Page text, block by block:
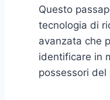
Questo
tecnologia di
avanzata che
identificare in
possessori